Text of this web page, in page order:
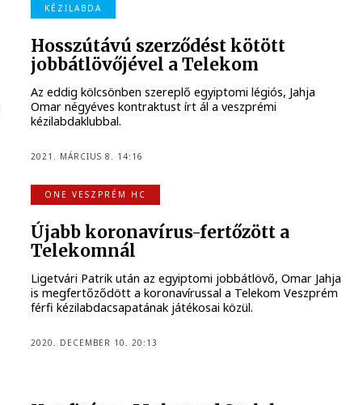
KÉZILABDA
Hosszútávú szerződést kötött
jobbátlövőjével a Telekom
Az eddig kölcsönben szereplő egyiptomi légiós, Jahja
Omar négyéves kontraktust írt ál a veszprémi
kézilabdaklubbal.
2021. MÁRCIUS 8. 14:16
ONE VESZPRÉM HC
Újabb koronavírus-fertőzött a
Telekomnál
Ligetvári Patrik után az egyiptomi jobbátlövő, Omar Jahja
is megfertőződött a koronavírussal a Telekom Veszprém
férfi kézilabdacsapatának játékosai közül.
2020. DECEMBER 10. 20:13